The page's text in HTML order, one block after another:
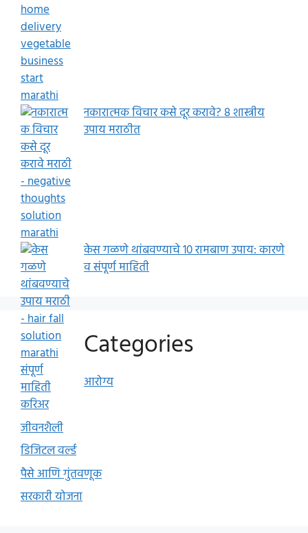
नकारात्मक विचार कसे दूर करावे? 8 शास्त्रीय
उपाय मराठीत
केस गळणे थांबवण्याचे 10 रामबाण उपाय: कारणे
व संपूर्ण माहिती
Categories
आरोग्य
करिअर
जीवनशैली
डिजिटल वर्ल्ड
पैसे आणि गुंतवणूक
सरकारी योजना